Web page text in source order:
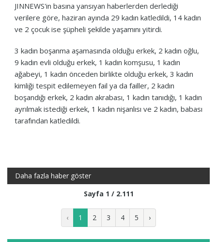
JINNEWS'in basına yansıyan haberlerden derlediği
verilere göre, haziran ayında 29 kadın katledildi, 14 kadın
ve 2 çocuk ise şüpheli şekilde yaşamını yitirdi.
3 kadın boşanma aşamasında olduğu erkek, 2 kadın oğlu,
9 kadın evli olduğu erkek, 1 kadın komşusu, 1 kadın
ağabeyi, 1 kadın önceden birlikte olduğu erkek, 3 kadın
kimliği tespit edilemeyen fail ya da failler, 2 kadın
boşandığı erkek, 2 kadın akrabası, 1 kadın tanıdığı, 1 kadın
ayrılmak istediği erkek, 1 kadın nişanlısı ve 2 kadın, babası
tarafından katledildi.
Daha fazla haber göster
Sayfa 1 / 2.111
‹ 1 2 3 4 5 ›